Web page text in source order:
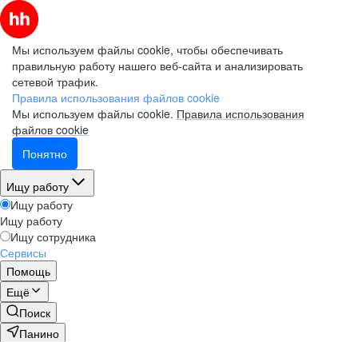
Мы используем файлы cookie, чтобы обеспечивать
правильную работу нашего веб-сайта и анализировать
сетевой трафик.
Правила использования файлов cookie
Мы используем файлы cookie. Правила использования
файлов cookie
Понятно
Ищу работу
Ищу работу
Ищу работу
Ищу сотрудника
Сервисы
Помощь
Ещё
Поиск
Панино